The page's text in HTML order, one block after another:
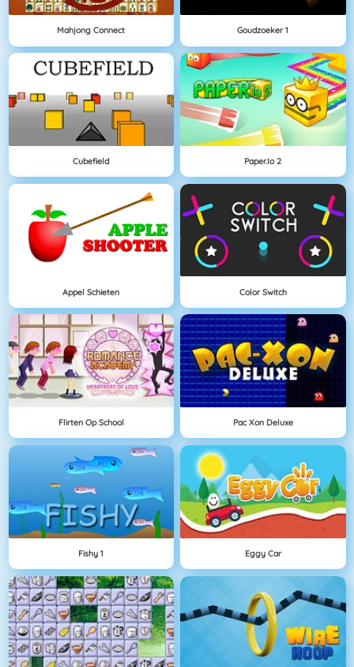
Mahjong Connect Goudzoeker 1
Cubefield Paper.io 2
Appel Schieten Color Switch
Flirten Op School Pac Xon Deluxe
Fishy 1 Eggy Car